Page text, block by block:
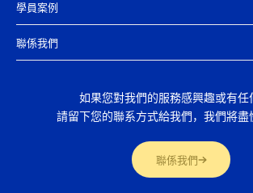
學員案例
聯係我們
如果您對我們的服務感興趣或有任
請留下您的聯系方式給我們，我們將盡
聯係我們